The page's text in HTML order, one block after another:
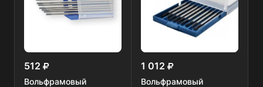
512
Вольфрамовый
1 012
Вольфрамовый